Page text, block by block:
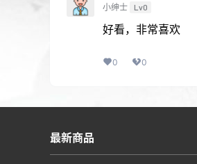
小绅士 Lv0
好看，非常喜欢
0 0
最新商品